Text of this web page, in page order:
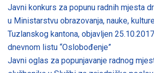
Javni konkurs za popunu radnih mjesta
u Ministarstvu obrazovanja, nauke,
Tuzlanskog kantona, objavljen
dnevnom listu “Oslobođenje”
Javni oglas za popunjavanje radnog